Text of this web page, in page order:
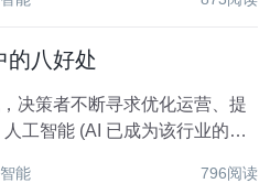
最佳性能，需要复杂的监控和
的八好处
决策者不断寻求优化运营、提
成为该行业的游
管理行业的八种方式。 数据驱
能 796阅读